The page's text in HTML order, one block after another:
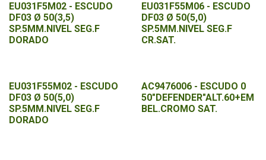
EU031F5M02 - ESCUDO
DF03 Ø 50(3,5)
SP.5MM.NIVEL SEG.F
DORADO
EU031F55M06 - ESCUDO
DF03 Ø 50(5,0)
SP.5MM.NIVEL SEG.F
CR.SAT.
EU031F55M02 - ESCUDO
DF03 Ø 50(5,0)
SP.5MM.NIVEL SEG.F
DORADO
AC9476006 - ESCUDO 0
50"DEFENDER"ALT.60+EM
BEL.CROMO SAT.